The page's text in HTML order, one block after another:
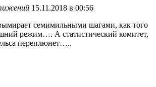
15.11.2018 в 00:56
семимильными шагами, как того
режим…. А статистический комитет,
переплюнет…..